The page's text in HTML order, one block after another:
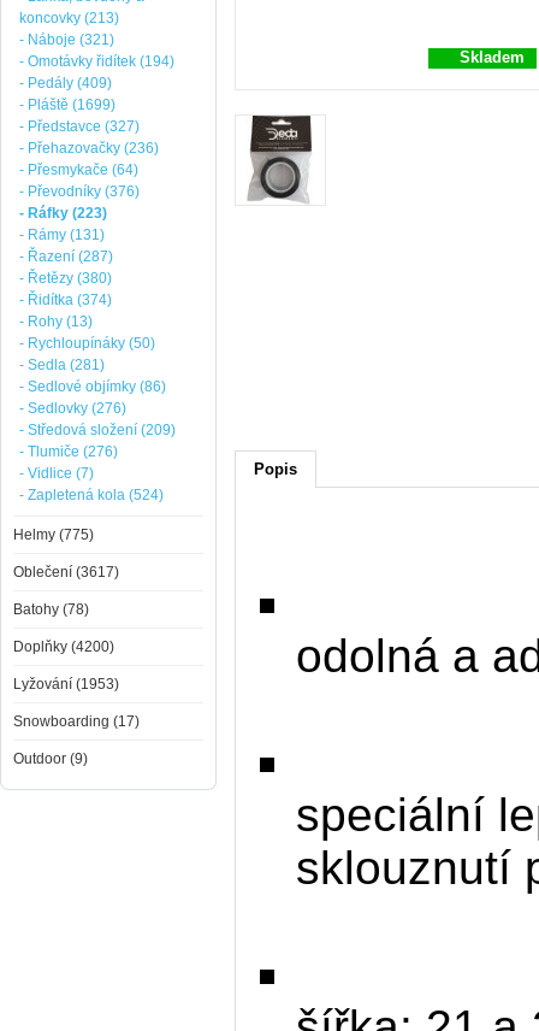
Skladem
Popis
odolná a
speciální
sklouznutí
koncovky (213)
- Náboje (321)
- Omotávky řidítek (194)
- Pedály (409)
- Pláště (1699)
- Představce (327)
- Přehazovačky (236)
- Přesmykače (64)
- Převodníky (376)
- Ráfky (223)
- Rámy (131)
- Řazení (287)
- Řetězy (380)
- Řidítka (374)
- Rohy (13)
- Rychloupínáky (50)
- Sedla (281)
- Sedlové objímky (86)
- Sedlovky (276)
- Středová složení (209)
- Tlumiče (276)
- Vidlice (7)
- Zapletená kola (524)
Helmy (775)
Oblečení (3617)
Batohy (78)
Doplňky (4200)
Lyžování (1953)
Snowboarding (17)
Outdoor (9)